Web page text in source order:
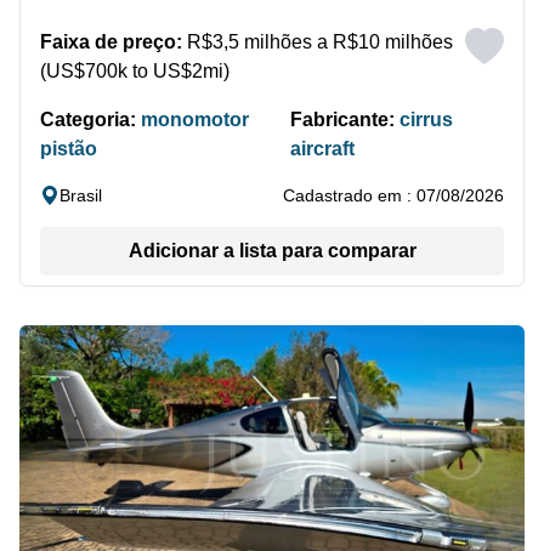
Faixa de preço: R$3,5 milhões a R$10 milhões
(US$700k to US$2mi)
Categoria: monomotor
pistão
Fabricante: cirrus
aircraft
Brasil Cadastrado em : 07/08/2026
Adicionar a lista para comparar